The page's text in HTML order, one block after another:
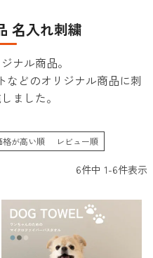
名入れ刺繍
ナル商品。
などのオリジナル商品に刺
ました。
格が高い順 レビュー順
6件中 1-6件表示